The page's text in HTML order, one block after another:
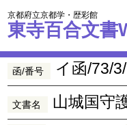
京都府立京都学・歴彩館
東寺百合文書
函/番号 イ函/73/3/
文書名 山城国守